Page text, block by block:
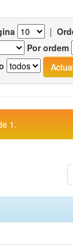
|
Por ordem
1.